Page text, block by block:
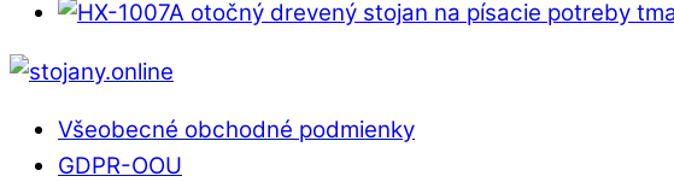
Back
Top
Všeobecné obchodné podmienky
GDPR-OOU